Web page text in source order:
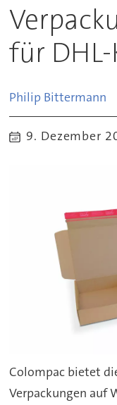
für
Philip Bittermann
9. Dezember
Colompac bietet
Verpackungen auf